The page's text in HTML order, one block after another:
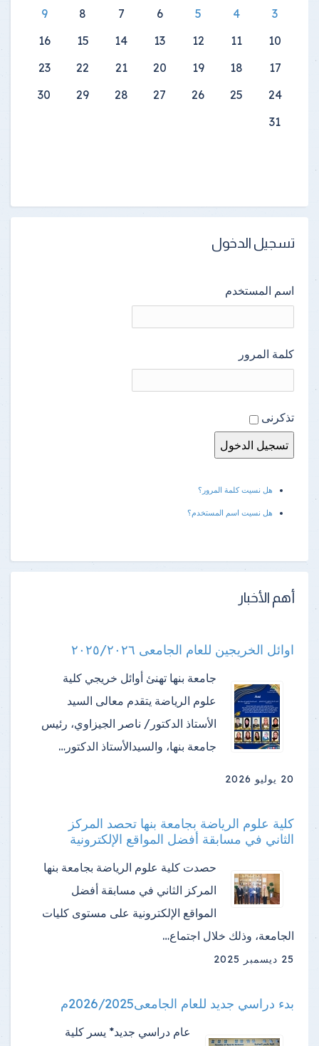
3
4
5
6
7
8
9
10
11
12
13
14
15
16
17
18
19
20
21
22
23
24
25
26
27
28
29
30
31
تسجيل الدخول
اسم المستخدم
كلمة المرور
تذكرنى
هل نسيت كلمة المرور؟
هل نسيت اسم المستخدم؟
أهم الأخبار
اوائل الخريجين للعام الجامعى ٢٠٢٥/٢٠٢٦
جامعة بنها تهنئ أوائل خريجي كلية
علوم الرياضة ​يتقدم معالى السيد
الأستاذ الدكتور/ ناصر الجيزاوي، رئيس
جامعة بنها، والسيدالأستاذ الدكتور…
20 يوليو 2026
كلية علوم الرياضة بجامعة بنها تحصد المركز
الثاني في مسابقة أفضل المواقع الإلكترونية
حصدت كلية علوم الرياضة بجامعة بنها
المركز الثاني في مسابقة أفضل
المواقع الإلكترونية على مستوى كليات
الجامعة، وذلك خلال اجتماع…
25 ديسمبر 2025
بدء دراسي جديد للعام الجامعى2026/2025م
عام دراسي جديد* يسر كلية